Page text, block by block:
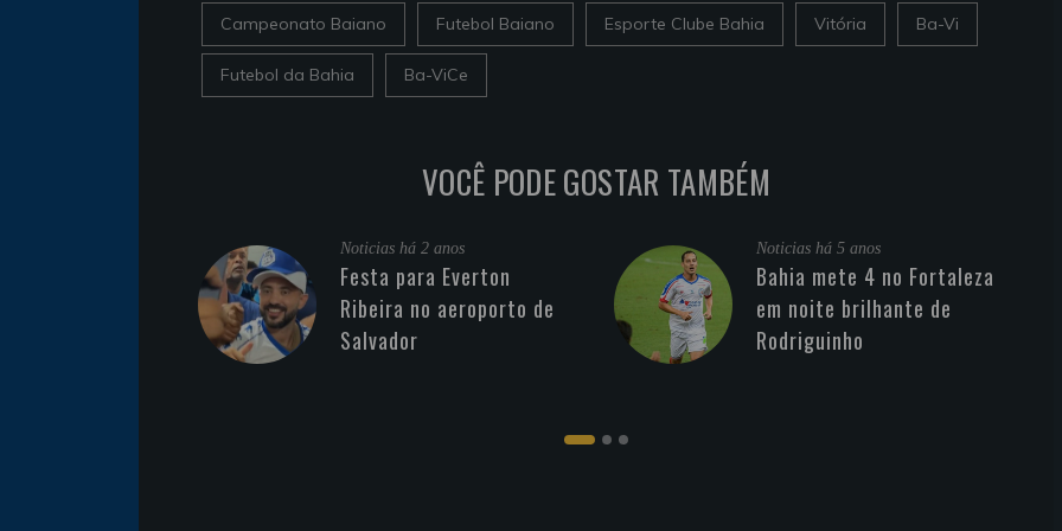
Campeonato Baiano Futebol Baiano Esporte Clube Bahia Vitória Ba-Vi
Futebol da Bahia Ba-ViCe
VOCÊ PODE GOSTAR TAMBÉM
Noticias há 2 anos
Festa para Everton
Ribeira no aeroporto de
Salvador
Noticias há 5 anos
Bahia mete 4 no Fortaleza
em noite brilhante de
Rodriguinho